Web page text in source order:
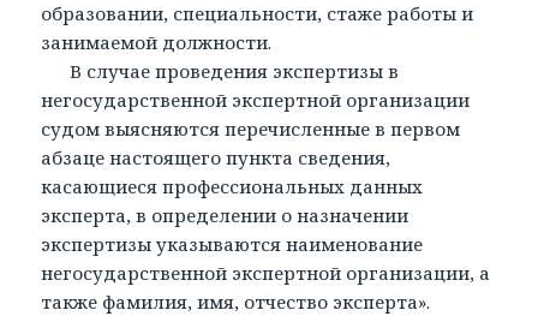
образовании, специальности, стаже работы и
занимаемой должности.
В случае проведения экспертизы в
негосударственной экспертной организации
судом выясняются перечисленные в первом
абзаце настоящего пункта сведения,
касающиеся профессиональных данных
эксперта, в определении о назначении
экспертизы указываются наименование
негосударственной экспертной организации, а
также фамилия, имя, отчество эксперта».